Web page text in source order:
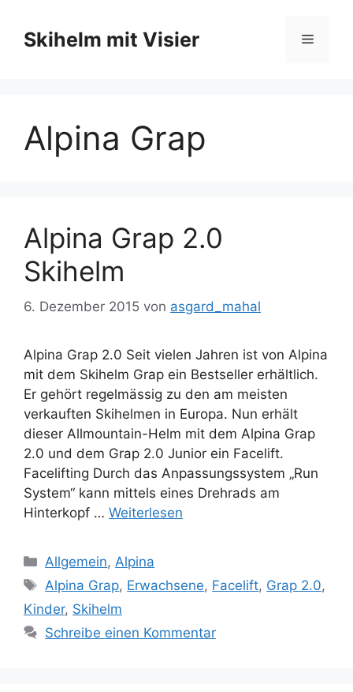
Inhalt
springenSkihelm mit Visier Menü
Alpina Grap
Alpina Grap 2.0
Skihelm
6. Dezember 2015 von asgard_mahal
Alpina Grap 2.0 Seit vielen Jahren ist von Alpina
mit dem Skihelm Grap ein Bestseller erhältlich.
Er gehört regelmässig zu den am meisten
verkauften Skihelmen in Europa. Nun erhält
dieser Allmountain-Helm mit dem Alpina Grap
2.0 und dem Grap 2.0 Junior ein Facelift.
Facelifting Durch das Anpassungssystem „Run
System“ kann mittels eines Drehrads am
Hinterkopf … Weiterlesen
Kategorien
Allgemein, Alpina
Schlagwörter
Alpina Grap, Erwachsene, Facelift, Grap 2.0,
Kinder, Skihelm
Schreibe einen Kommentar